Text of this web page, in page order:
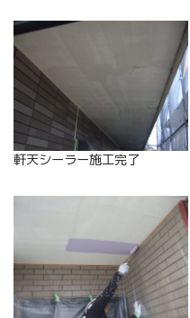
軒天シーラー施工完了